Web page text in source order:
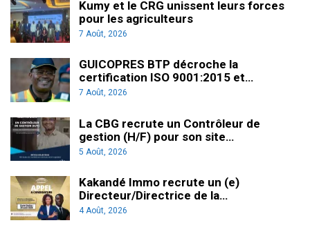
Kumy et le CRG unissent leurs forces
pour les agriculteurs
7 Août, 2026
GUICOPRES BTP décroche la
certification ISO 9001:2015 et…
7 Août, 2026
La CBG recrute un Contrôleur de
gestion (H/F) pour son site…
5 Août, 2026
Kakandé Immo recrute un (e)
Directeur/Directrice de la…
4 Août, 2026